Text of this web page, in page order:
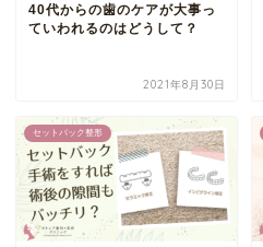
40代からの歯のケアが大事っ
ていわれるのはどうして？
2021年8月30日
セットバック整形